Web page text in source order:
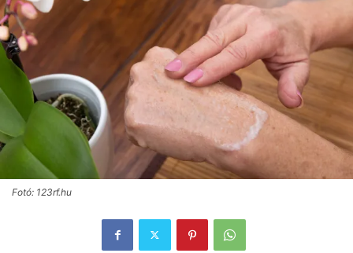
Fotó: 123rf.hu